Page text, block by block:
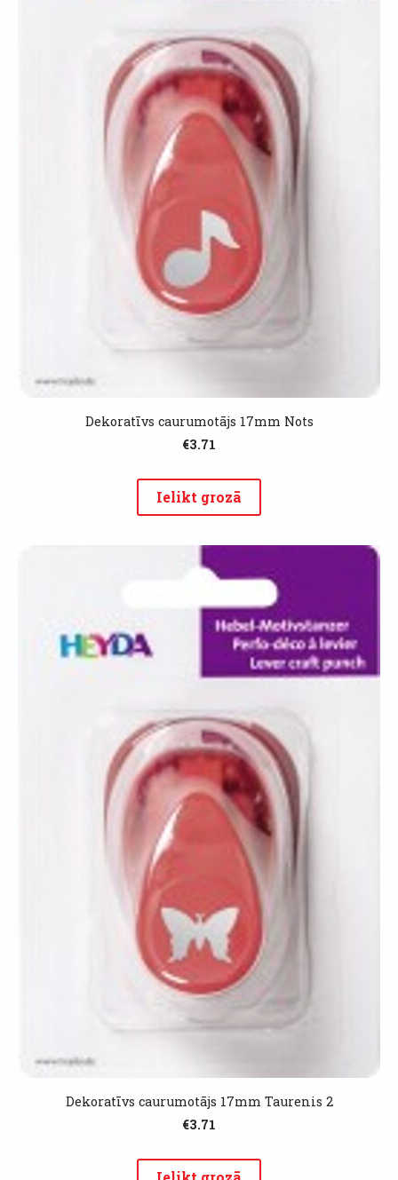
Dekoratīvs caurumotājs 17mm Nots
€3.71
Ielikt grozā
Dekoratīvs caurumotājs 17mm Taurenis 2
€3.71